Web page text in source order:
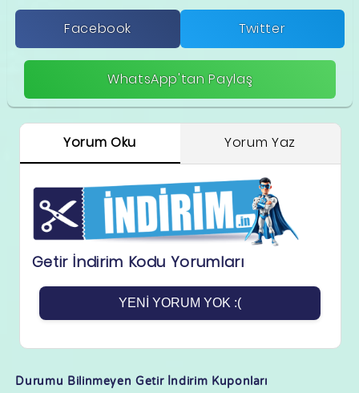
Facebook Twitter
WhatsApp'tan Paylaş
Yorum Oku Yorum Yaz
Getir İndirim Kodu Yorumları
YENI YORUM YOK :(
Durumu Bilinmeyen Getir İndirim Kuponları